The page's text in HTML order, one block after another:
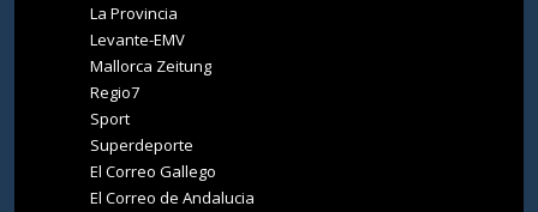
La Provincia
Levante-EMV
Mallorca Zeitung
Regio7
Sport
Superdeporte
El Correo Gallego
El Correo de Andalucia